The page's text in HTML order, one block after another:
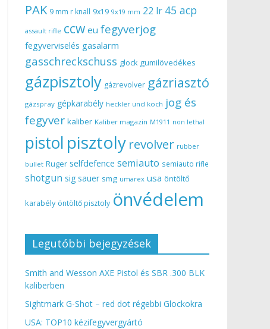
PAK 9 mm r knall 9x19 9x19 mm 22 lr 45 acp
assault rifle ccw eu fegyverjog
fegyverviselés gasalarm
gasschreckschuss glock gumilövedékes
gázpisztoly gázrevolver gázriasztó
gázspray gépkarabély heckler und koch jog és
fegyver kaliber Kaliber magazin M1911 non lethal
pistol pisztoly revolver rubber
bullet Ruger selfdefence semiauto semiauto rifle
shotgun sig sauer smg umarex usa öntöltő
karabély öntöltő pisztoly önvédelem
Legutóbbi bejegyzések
Smith and Wesson AXE Pistol és SBR .300 BLK
kaliberben
Sightmark G-Shot – red dot régebbi Glockokra
USA: TOP10 kézifegyvergyártó